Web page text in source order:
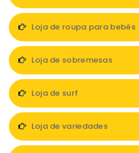
Loja de roupa para bebés
Loja de sobremesas
Loja de surf
Loja de variedades